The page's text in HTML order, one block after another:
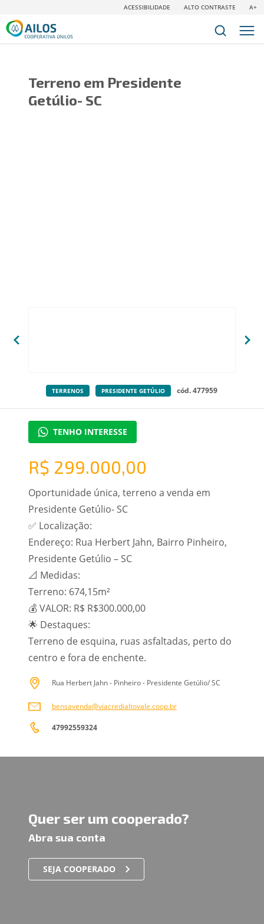
ACESSIBILIDADE ALTO CONTRASTE A+
Terreno em Presidente
Getúlio- SC
TERRENOS PRESIDENTE GETÚLIO cód. 477959
TENHO INTERESSE
R$ 299.000,00
Oportunidade única, terreno a venda em
Presidente Getúlio- SC
✅ Localização:
Endereço: Rua Herbert Jahn, Bairro Pinheiro,
Presidente Getúlio – SC
📐 Medidas:
Terreno: 674,15m²
💰 VALOR: R$ R$300.000,00
🌟 Destaques:
Terreno de esquina, ruas asfaltadas, perto do
centro e fora de enchente.
Rua Herbert Jahn - Pinheiro - Presidente Getúlio/ SC
bensavenda@viacredialtovale.coop.br
47992559324
Quer ser um cooperado?
Abra sua conta
SEJA COOPERADO